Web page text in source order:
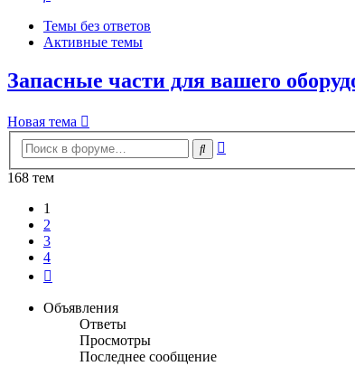
Темы без ответов
Активные темы
Запасные части для вашего
Новая тема
Поиск
168 тем
1
2
3
4
Объявления
Ответы
Просмотры
Последнее сообщение